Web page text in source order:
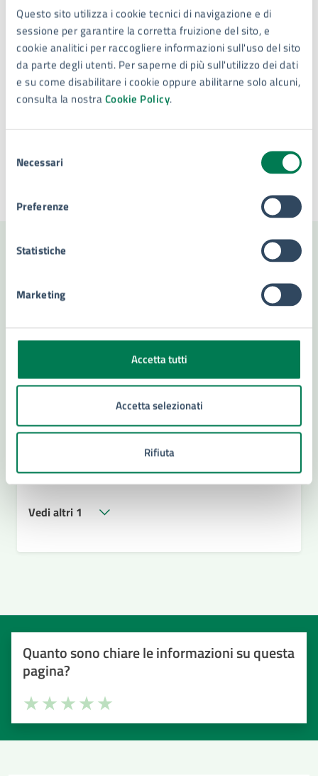
Questo sito utilizza i cookie tecnici di navigazione e di
sessione per garantire la corretta fruizione del sito, e
cookie analitici per raccogliere informazioni sull'uso del sito
da parte degli utenti. Per saperne di più sull'utilizzo dei dati
e su come disabilitare i cookie oppure abilitarne solo alcuni,
consulta la nostraCookie Policy.
delNecessari
Preferenze
Statistiche
Marketing
Accetta tutti
Accetta selezionati
Rifiuta
Piazza Duomo, 4, 96100
Ultimo aggiornamento:
Settore Sistemi Informativi e Transizione Digitale
Conferenza Capigruppo
Vedi altri 1
Quanto sono chiare le informazioni su questa
pagina?
Valuta la chiarezza delle informazioni (da 1 a 5 stelle)
Seleziona il numero di stelle per valutare la chiarezza delle
Valuta 5 stelle su 5
Valuta 4 stelle su 5
Valuta 3 stelle su 5
Valuta 2 stelle su 5
Valuta 1 stelle su 5